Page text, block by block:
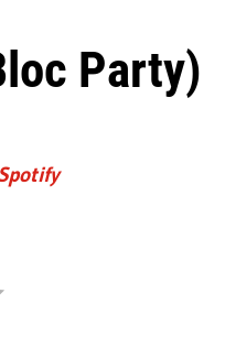
Party)